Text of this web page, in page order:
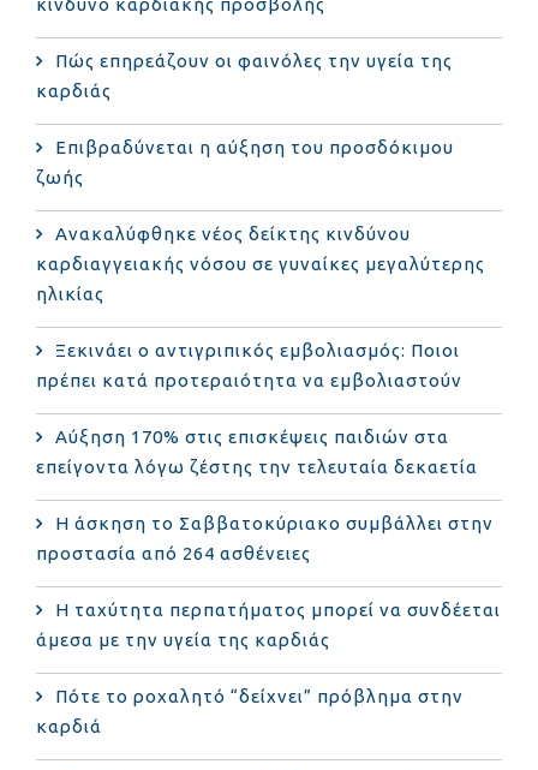
Πώς επηρεάζουν οι φαινόλες την υγεία της
καρδιάς
Επιβραδύνεται η αύξηση του προσδόκιμου
ζωής
Ανακαλύφθηκε νέος δείκτης κινδύνου
καρδιαγγειακής νόσου σε γυναίκες μεγαλύτερης
ηλικίας
Ξεκινάει ο αντιγριπικός εμβολιασμός: Ποιοι
πρέπει κατά προτεραιότητα να εμβολιαστούν
Αύξηση 170% στις επισκέψεις παιδιών στα
επείγοντα λόγω ζέστης την τελευταία δεκαετία
Η άσκηση το Σαββατοκύριακο συμβάλλει στην
προστασία από 264 ασθένειες
Η ταχύτητα περπατήματος μπορεί να συνδέεται
άμεσα με την υγεία της καρδιάς
Πότε το ροχαλητό “δείχνει” πρόβλημα στην
καρδιά